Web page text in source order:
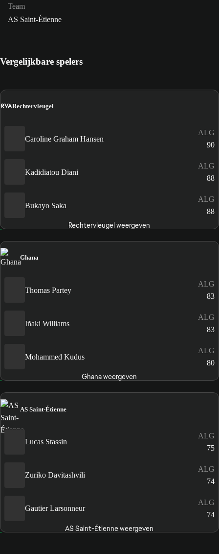
Team
AS Saint-Étienne
Vergelijkbare spelers
RVARechtervleugel
Caroline Graham Hansen
ALG
90
Kadidiatou Diani
ALG
88
Bukayo Saka
ALG
88
Rechtervleugel weergeven
Ghana
Thomas Partey
ALG
83
Iñaki Williams
ALG
83
Mohammed Kudus
ALG
80
Ghana weergeven
AS Saint-Étienne
Lucas Stassin
ALG
75
Zuriko Davitashvili
ALG
74
Gautier Larsonneur
ALG
74
AS Saint-Étienne weergeven